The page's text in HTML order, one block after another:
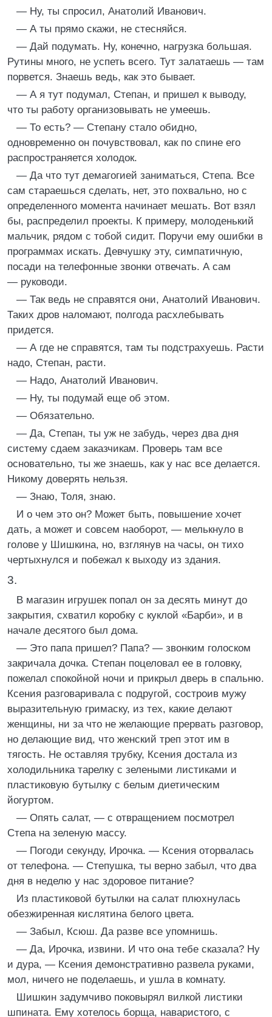
— Ну, ты спросил, Анатолий Иванович.
— А ты прямо скажи, не стесняйся.
— Дай подумать. Ну, конечно, нагрузка большая.
Рутины много, не успеть всего. Тут залатаешь — там
порвется. Знаешь ведь, как это бывает.
— А я тут подумал, Степан, и пришел к выводу,
что ты работу организовывать не умеешь.
— То есть? — Степану стало обидно,
одновременно он почувствовал, как по спине его
распространяется холодок.
— Да что тут демагогией заниматься, Степа. Все
сам стараешься сделать, нет, это похвально, но с
определенного момента начинает мешать. Вот взял
бы, распределил проекты. К примеру, молоденький
мальчик, рядом с тобой сидит. Поручи ему ошибки в
программах искать. Девчушку эту, симпатичную,
посади на телефонные звонки отвечать. А сам
— руководи.
— Так ведь не справятся они, Анатолий Иванович.
Таких дров наломают, полгода расхлебывать
придется.
— А где не справятся, там ты подстрахуешь. Расти
надо, Степан, расти.
— Надо, Анатолий Иванович.
— Ну, ты подумай еще об этом.
— Обязательно.
— Да, Степан, ты уж не забудь, через два дня
систему сдаем заказчикам. Проверь там все
основательно, ты же знаешь, как у нас все делается.
Никому доверять нельзя.
— Знаю, Толя, знаю.
И о чем это он? Может быть, повышение хочет
дать, а может и совсем наоборот, — мелькнуло в
голове у Шишкина, но, взглянув на часы, он тихо
чертыхнулся и побежал к выходу из здания.
3.
В магазин игрушек попал он за десять минут до
закрытия, схватил коробку с куклой «Барби», и в
начале десятого был дома.
— Это папа пришел? Папа? — звонким голоском
закричала дочка. Степан поцеловал ее в головку,
пожелал спокойной ночи и прикрыл дверь в спальню.
Ксения разговаривала с подругой, состроив мужу
выразительную гримаску, из тех, какие делают
женщины, ни за что не желающие прервать разговор,
но делающие вид, что женский треп этот им в
тягость. Не оставляя трубку, Ксения достала из
холодильника тарелку с зелеными листиками и
пластиковую бутылку с белым диетическим
йогуртом.
— Опять салат, — с отвращением посмотрел
Степа на зеленую массу.
— Погоди секунду, Ирочка. — Ксения оторвалась
от телефона. — Степушка, ты верно забыл, что два
дня в неделю у нас здоровое питание?
Из пластиковой бутылки на салат плюхнулась
обезжиренная кислятина белого цвета.
— Забыл, Ксюш. Да разве все упомнишь.
— Да, Ирочка, извини. И что она тебе сказала? Ну
и дура, — Ксения демонстративно развела руками,
мол, ничего не поделаешь, и ушла в комнату.
Шишкин задумчиво поковырял вилкой листики
шпината. Ему хотелось борща, наваристого, с